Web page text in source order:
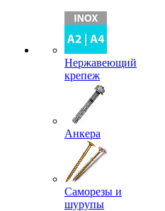
Нержавеющий
крепеж
Анкера
Саморезы и
шурупы